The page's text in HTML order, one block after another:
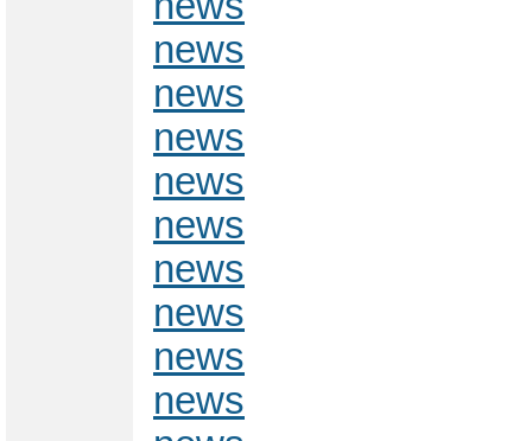
news
news
news
news
news
news
news
news
news